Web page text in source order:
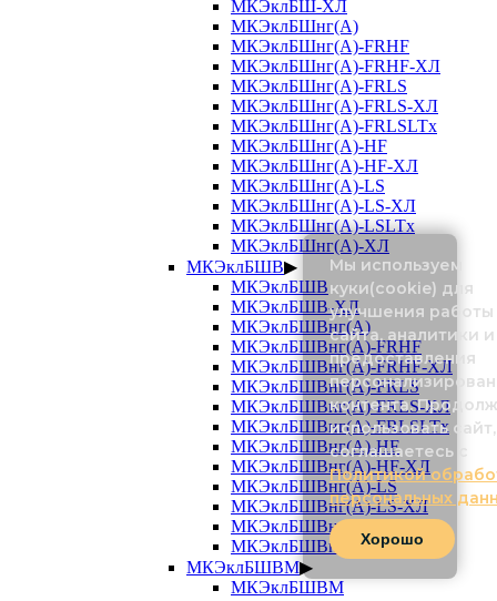
МКЭклБШ-ХЛ
МКЭклБШнг(А)
МКЭклБШнг(А)-FRHF
МКЭклБШнг(А)-FRHF-ХЛ
МКЭклБШнг(А)-FRLS
МКЭклБШнг(А)-FRLS-ХЛ
МКЭклБШнг(А)-FRLSLTx
МКЭклБШнг(А)-HF
МКЭклБШнг(А)-HF-ХЛ
МКЭклБШнг(А)-LS
МКЭклБШнг(А)-LS-ХЛ
МКЭклБШнг(А)-LSLTx
МКЭклБШнг(А)-ХЛ
МКЭклБШВ▶
МКЭклБШВ
МКЭклБШВ-ХЛ
МКЭклБШВнг(А)
МКЭклБШВнг(А)-FRHF
МКЭклБШВнг(А)-FRHF-ХЛ
МКЭклБШВнг(А)-FRLS
МКЭклБШВнг(А)-FRLS-ХЛ
МКЭклБШВнг(А)-FRLSLTx
МКЭклБШВнг(А)-HF
МКЭклБШВнг(А)-HF-ХЛ
МКЭклБШВнг(А)-LS
МКЭклБШВнг(А)-LS-ХЛ
МКЭклБШВнг(А)-LSLTx
МКЭклБШВнг(А)-ХЛ
МКЭклБШВМ▶
МКЭклБШВМ
Мы используем
куки(cookie) для
улучшения работы
сайта, аналитики и
предоставления
контента.
использовать
соглашаетесь с
Политикой
персональных
Хорошо